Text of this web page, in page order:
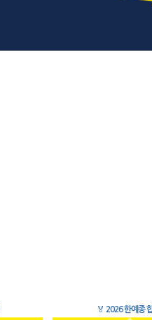
🏅 2026 한예종